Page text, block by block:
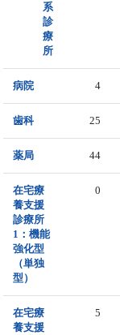
系
診
療
所
病院 4
歯科 25
薬局 44
在宅療
養支援
診療所
1：機能
強化型
（単独
型）
0
在宅療
養支援
5